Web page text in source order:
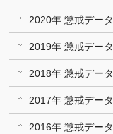
2020年 懲戒データ
2019年 懲戒データ
2018年 懲戒データ
2017年 懲戒データ
2016年 懲戒データ